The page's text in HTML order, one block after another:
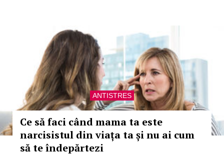
ANTISTRES
Ce să faci când mama ta este
narcisistul din viața ta și nu ai cum
să te îndepărtezi